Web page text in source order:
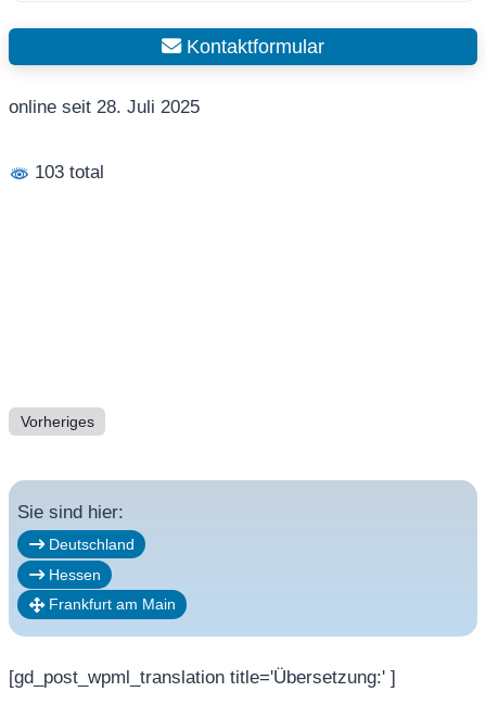
Kontaktformular
online seit 28. Juli 2025
103 total
Vorheriges
Sie sind hier:
Deutschland
Hessen
Frankfurt am Main
[gd_post_wpml_translation title='Übersetzung:' ]